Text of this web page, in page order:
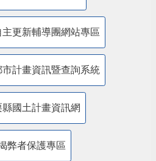
更新輔導團網站專區
市計畫資訊暨查詢系統
縣國土計畫資訊網
弊者保護專區